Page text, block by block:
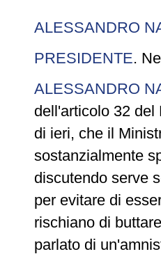
ALESSANDRO
PRESIDENTE.
ALESSANDRO
dell'articolo 32 del
di ieri, che il
sostanzialmente
discutendo serve
per evitare di
rischiano di
parlato di